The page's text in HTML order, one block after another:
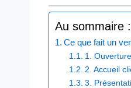
Au sommaire :
Ce que fait un
1.
2. Accueil
3.